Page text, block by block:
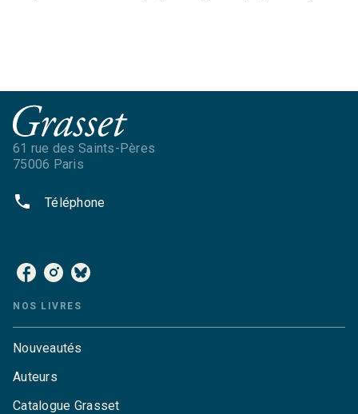
61 rue des Saints-Pères
75006 Paris
phone Téléphone
NOS LIVRES
Nouveautés
Auteurs
Catalogue Grasset